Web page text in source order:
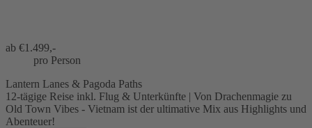
ab €1.499,-
pro Person
Lantern Lanes & Pagoda Paths
12-tägige Reise inkl. Flug & Unterkünfte | Von Drachenmagie zu
Old Town Vibes - Vietnam ist der ultimative Mix aus Highlights und
Abenteuer!